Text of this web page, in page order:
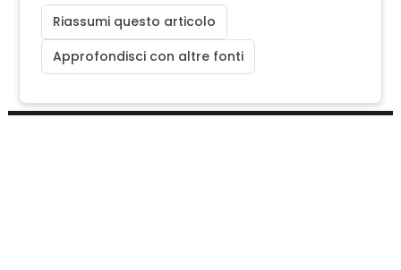
Riassumi questo articolo
Approfondisci con altre fonti